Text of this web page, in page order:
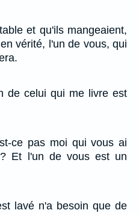
et qu'ils mangeaient,
vérité, l'un de vous, qui
de celui qui me livre est
ce pas moi qui vous ai
Et l'un de vous est un
lavé n'a besoin que de